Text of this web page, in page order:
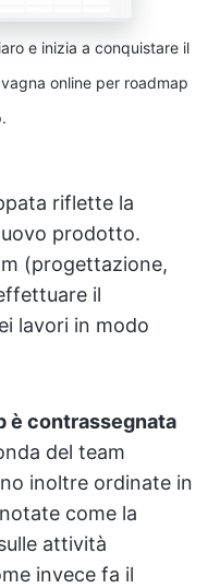
e inizia a conquistare il
online per roadmap
riflette la
prodotto.
(progettazione,
il
lavori in modo
è contrassegnata
del team
inoltre ordinate in
come la
attività
invece fa il